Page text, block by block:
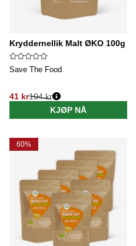
Kryddernellik Malt ØKO 100g
Save The Food
41 kr
Vanlig pris:
104 kr
KJØP NÅ
60%